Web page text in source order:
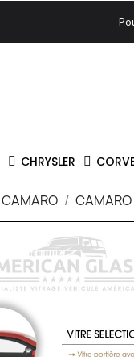
CHRYSLER
CAMARO